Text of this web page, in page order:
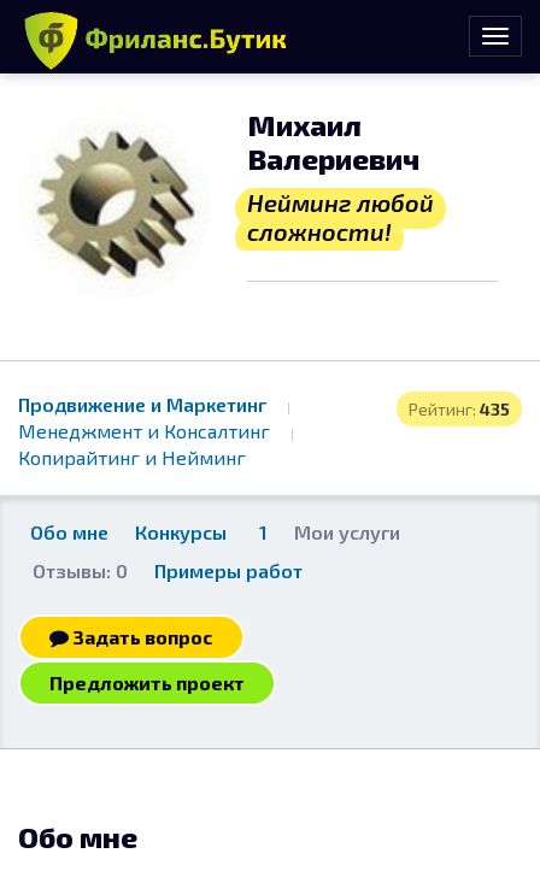
Михаил
Валериевич
Нейминг любой
сложности!
Рейтинг: 435
Продвижение и Маркетинг
Менеджмент и Консалтинг
Копирайтинг и Нейминг
Обо мне Конкурсы 1
Мои услуги
Отзывы: 0
Примеры работ
Задать вопрос
Предложить проект
Обо мне